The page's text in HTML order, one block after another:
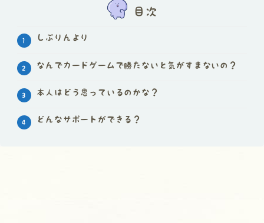
目次
しぶりんより
なんでカードゲームで勝たないと気がすまないの？
本人はどう思っているのかな？
どんなサポートができる？